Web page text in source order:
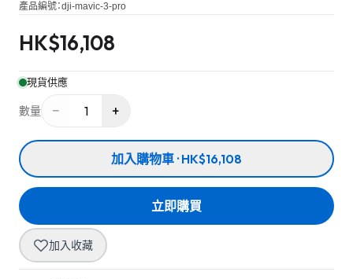
產品編號：dji-mavic-3-pro
HK$16,108
現貨供應
數量 − 1 +
加入購物車 · HK$16,108
立即購買
加入收藏